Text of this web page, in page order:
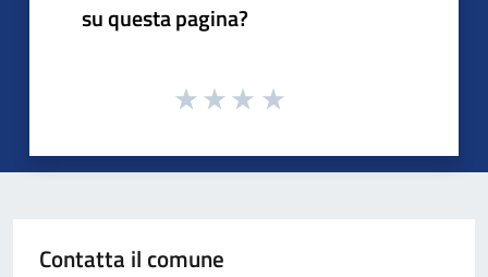
su questa pagina?
Contatta il comune